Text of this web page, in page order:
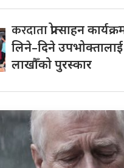
करदाताप्रोत्साहन
लिने–दिने उपभोक्तालाई
लाखौँको पुरस्कार